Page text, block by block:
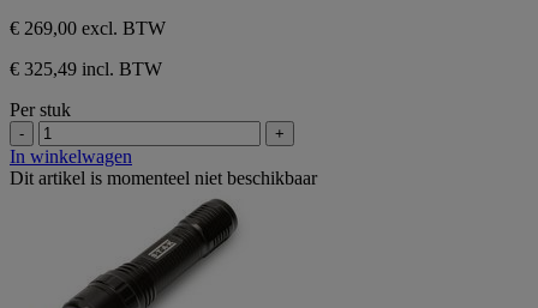
€ 269,00 excl. BTW
€ 325,49 incl. BTW
Per stuk
- +
In winkelwagen
Dit artikel is momenteel niet beschikbaar